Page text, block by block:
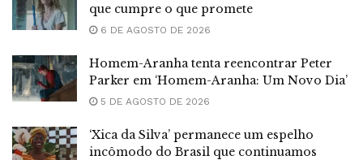
que cumpre o que promete
6 DE AGOSTO DE 2026
Homem-Aranha tenta reencontrar Peter
Parker em ‘Homem-Aranha: Um Novo Dia’
5 DE AGOSTO DE 2026
‘Xica da Silva’ permanece um espelho
incômodo do Brasil que continuamos